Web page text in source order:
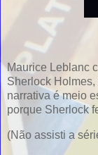
Maurice Leblanc
Sherlock
narrativa é meio
porque Sherlock
(Não assisti a